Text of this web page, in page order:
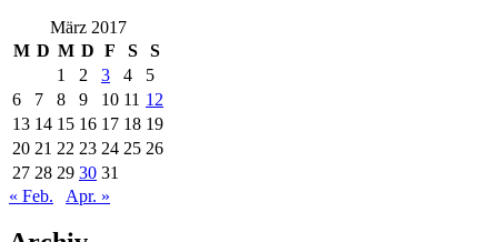
März 2017
M D M D F S
S
1
2 3 4
5
6
7 8 9 10 11 12
13 14 15 16 17 18 19
20 21 22 23 24 25 26
27 28 29 30 31
« Feb.
Apr. »